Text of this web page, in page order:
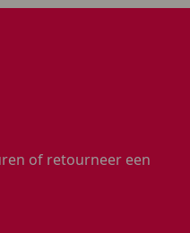
of retourneer een